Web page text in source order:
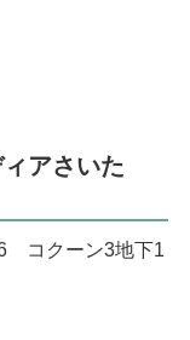
アさいた
コクーン3地下1